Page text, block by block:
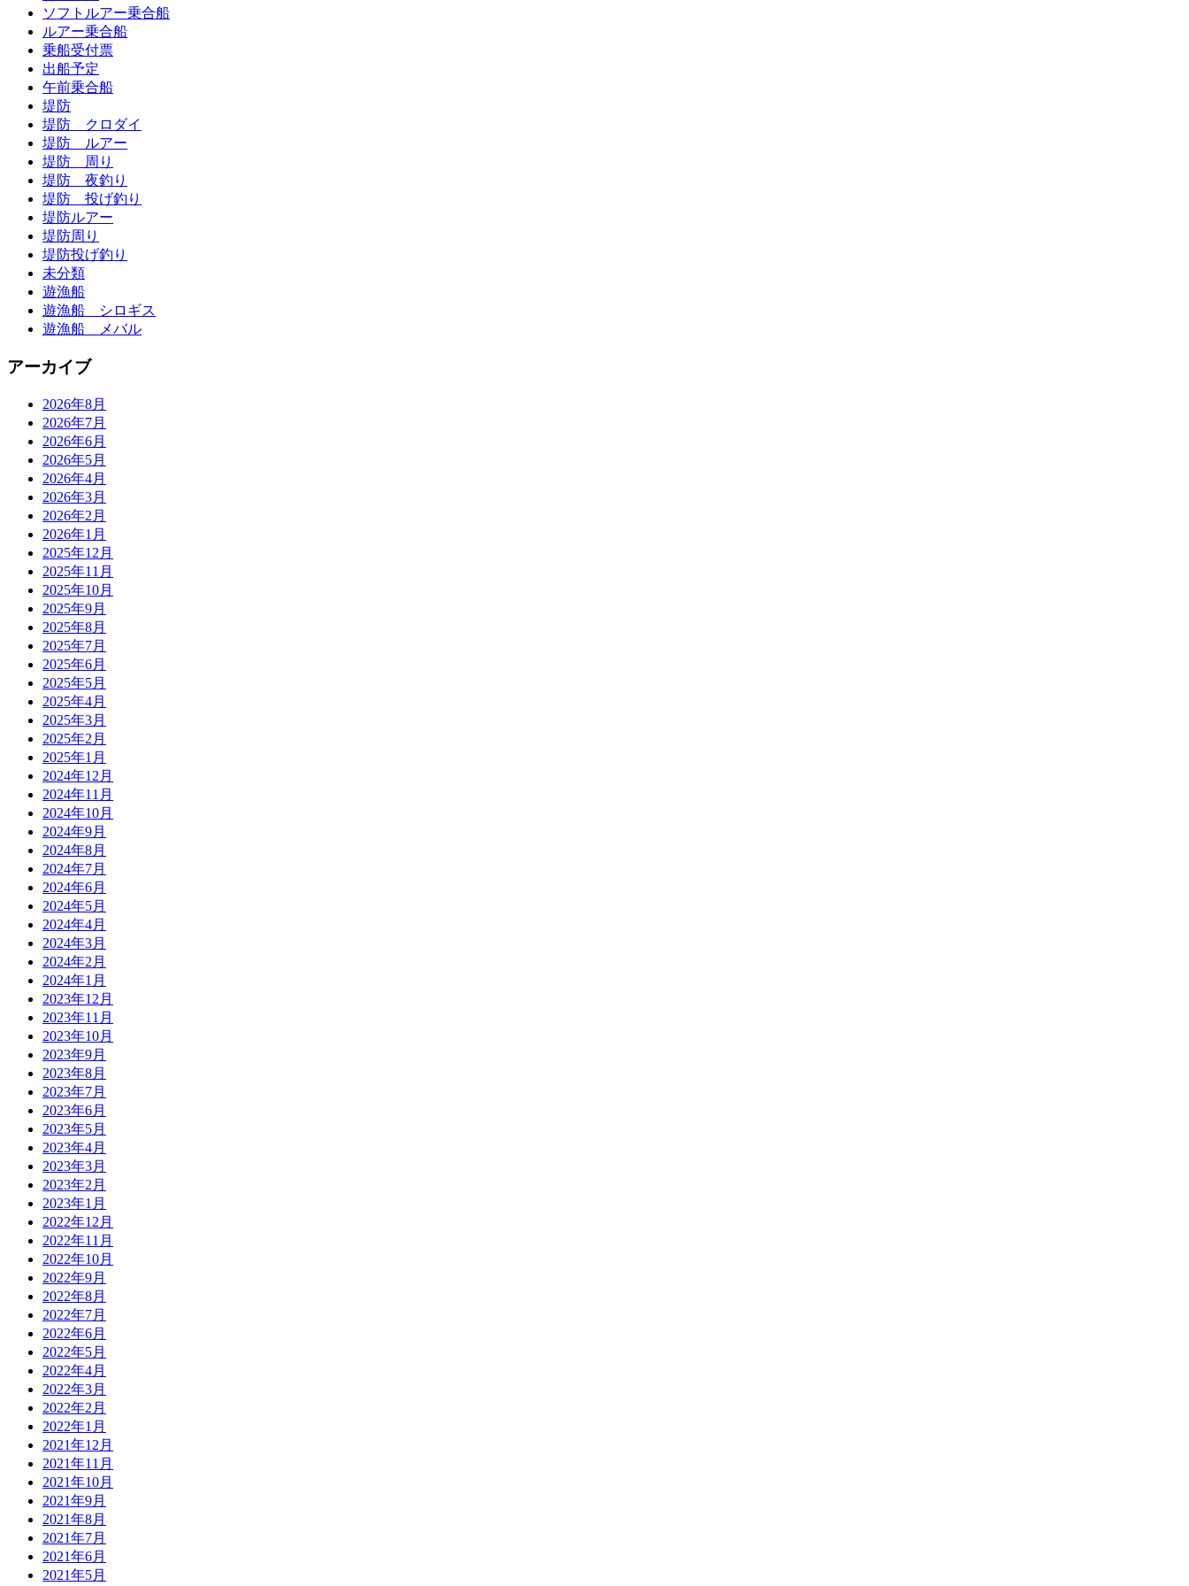
ソフトルアー乗合船
ルアー乗合船
乗船受付票
出船予定
午前乗合船
堤防
堤防 クロダイ
堤防 ルアー
堤防 周り
堤防 夜釣り
堤防 投げ釣り
堤防ルアー
堤防周り
堤防投げ釣り
未分類
遊漁船
遊漁船 シロギス
遊漁船 メバル
アーカイブ
2026年8月
2026年7月
2026年6月
2026年5月
2026年4月
2026年3月
2026年2月
2026年1月
2025年12月
2025年11月
2025年10月
2025年9月
2025年8月
2025年7月
2025年6月
2025年5月
2025年4月
2025年3月
2025年2月
2025年1月
2024年12月
2024年11月
2024年10月
2024年9月
2024年8月
2024年7月
2024年6月
2024年5月
2024年4月
2024年3月
2024年2月
2024年1月
2023年12月
2023年11月
2023年10月
2023年9月
2023年8月
2023年7月
2023年6月
2023年5月
2023年4月
2023年3月
2023年2月
2023年1月
2022年12月
2022年11月
2022年10月
2022年9月
2022年8月
2022年7月
2022年6月
2022年5月
2022年4月
2022年3月
2022年2月
2022年1月
2021年12月
2021年11月
2021年10月
2021年9月
2021年8月
2021年7月
2021年6月
2021年5月